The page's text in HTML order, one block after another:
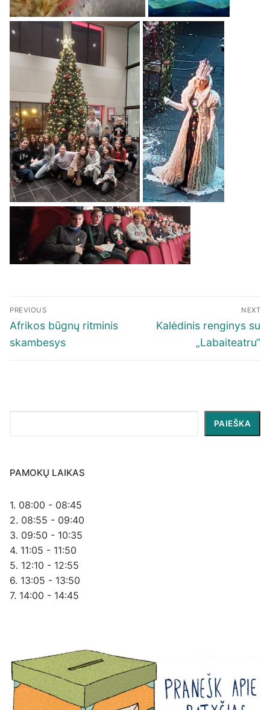
Navigacija
tarp
įrašų
PREVIOUS
Previous
post:
Afrikos būgnų ritminis
skambesys
NEXT
Next
Kalėdinis renginys su
„Labaiteatru“
PAIEŠKA
PAMOKŲ LAIKAS
1. 08:00 - 08:45
2. 08:55 - 09:40
3. 09:50 - 10:35
4. 11:05 - 11:50
5. 12:10 - 12:55
6. 13:05 - 13:50
7. 14:00 - 14:45